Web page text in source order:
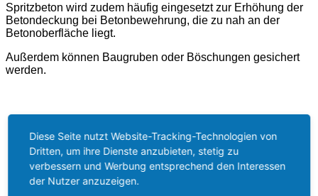
Spritzbeton wird zudem häufig eingesetzt zur Erhöhung der
Betondeckung bei Betonbewehrung, die zu nah an der
Betonoberfläche liegt.
Außerdem können Baugruben oder Böschungen gesichert
werden.
Bautenschutz
CFK-Lamellen
Garagenbeschichtung
Spritzbetonarbeiten
Chloridschutzbeschichtungen
Balkonsanierung
Diese Seite nutzt Website-Tracking-Technologien von
Dritten, um ihre Dienste anzubieten, stetig zu
verbessern und Werbung entsprechend den Interessen
der Nutzer anzuzeigen.